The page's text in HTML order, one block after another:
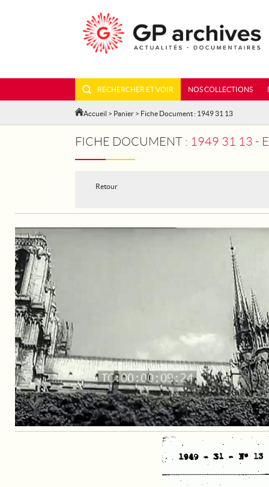
RECHERCHER ET VOIR NOS COLLECTIONS
Accueil > Panier > Fiche Document : 1949 31 13
FICHE DOCUMENT : 1949 31 13 -
Retour